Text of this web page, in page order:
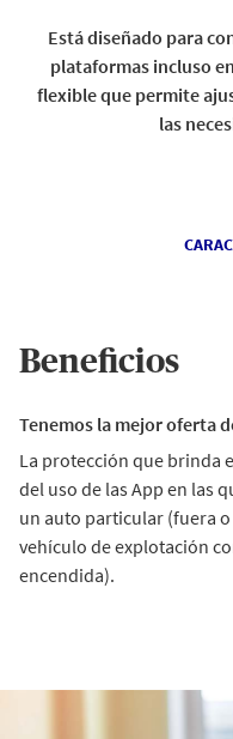
Está diseñado para
plataformas incluso
flexible que permite
las
Beneficios
Tenemos la mejor oferta
La protección que brinda
del uso de las App en las
un auto particular (fuera
vehículo de explotación
encendida).